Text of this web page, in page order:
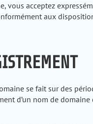
vous acceptez
aux
se fait sur des
d’un nom de